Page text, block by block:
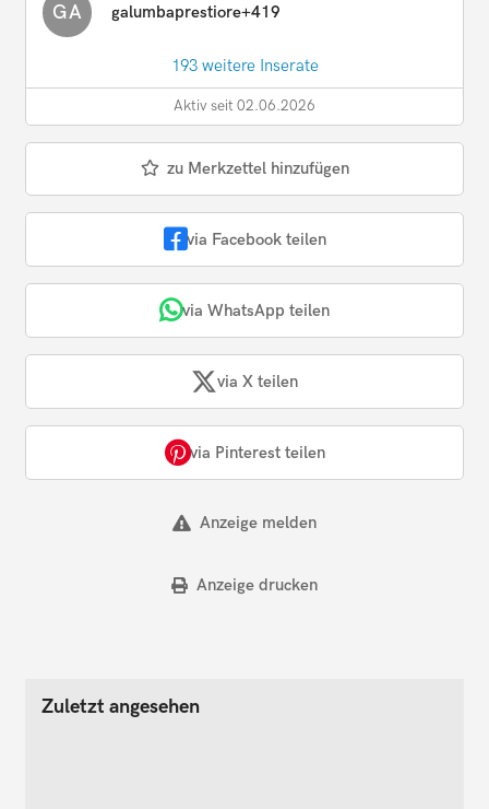
GA galumbaprestiore+419
193 weitere Inserate
Aktiv seit 02.06.2026
zu Merkzettel hinzufügen
via Facebook teilen
via WhatsApp teilen
via X teilen
via Pinterest teilen
Anzeige melden
Anzeige drucken
Zuletzt angesehen